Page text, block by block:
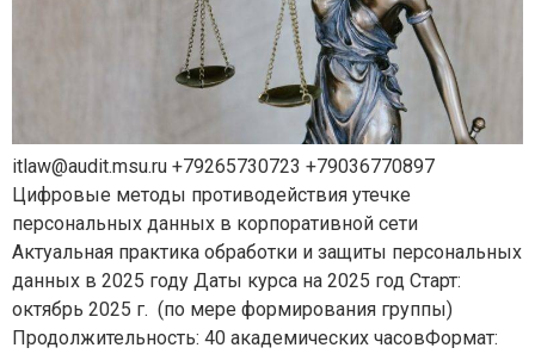
itlaw@audit.msu.ru +79265730723 +79036770897
Цифровые методы противодействия утечке
персональных данных в корпоративной сети
Актуальная практика обработки и защиты персональных
данных в 2025 году Даты курса на 2025 год Старт:
октябрь 2025 г. (по мере формирования группы)
Продолжительность: 40 академических часовФормат: